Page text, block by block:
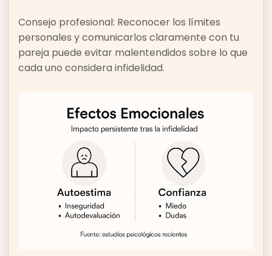
Consejo profesional: Reconocer los límites
personales y comunicarlos claramente con tu
pareja puede evitar malentendidos sobre lo que
cada uno considera infidelidad.